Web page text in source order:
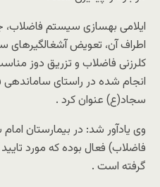
ایلامی بهسازی سیستم فاضلاب،
اطراف آن، تعویض آشغالگیرهای
کلرزنی فاضلاب و تزریق دوز
انجام شده در راستای ساماندهی
سجاد(ع) عنوان کرد .
فاضلاب) فعال بوده که مورد
گرفته است .